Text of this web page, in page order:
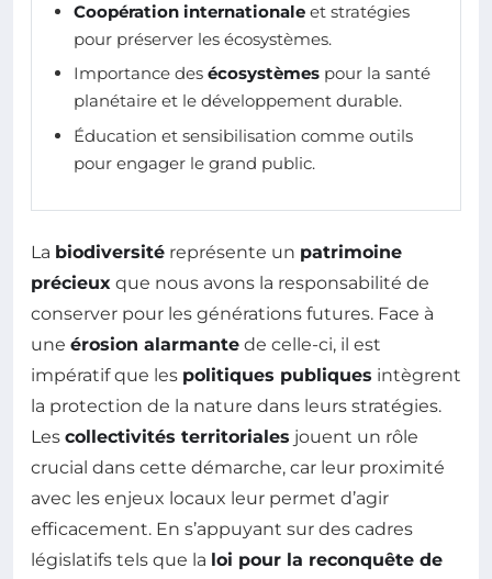
Coopération internationale et stratégies
pour préserver les écosystèmes.
Importance des écosystèmes pour la santé
planétaire et le développement durable.
Éducation et sensibilisation comme outils
pour engager le grand public.
La biodiversité représente un patrimoine
précieux que nous avons la responsabilité de
conserver pour les générations futures. Face à
une érosion alarmante de celle-ci, il est
impératif que les politiques publiques intègrent
la protection de la nature dans leurs stratégies.
Les collectivités territoriales jouent un rôle
crucial dans cette démarche, car leur proximité
avec les enjeux locaux leur permet d’agir
efficacement. En s’appuyant sur des cadres
législatifs tels que la loi pour la reconquête de